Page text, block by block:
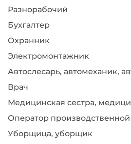
Разнорабочий
Бухгалтер
Охранник
Электромонтажник
Автослесарь, автомеханик,
Врач
Медицинская сестра,
Оператор
Уборщица, уборщик